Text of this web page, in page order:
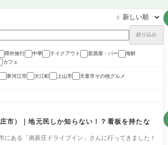

絞り込み
県外旅行 中華 テイクアウト 居酒屋・バー
海鮮
カフェ
寒河江市 大江町 上山市
天童市その他グルメ
市）｜地元民しか知らない！？看板を持たな
ある「南新庄ドライブイン」さんに行ってきました！